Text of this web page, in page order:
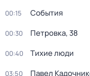
00:15 События
00:30 Петровка, 38
00:40 Тихие люди
03:50 Павел